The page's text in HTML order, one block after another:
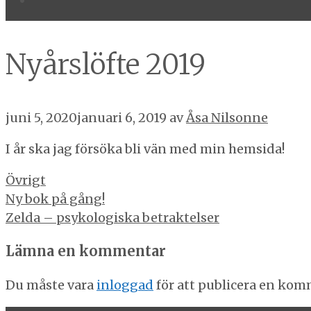
Nyårslöfte 2019
juni 5, 2020januari 6, 2019 avÅsa Nilsonne
I år ska jag försöka bli vän med min hemsida!
Kategorier
Övrigt
Inläggsnavigering
Ny bok på gång!
Zelda – psykologiska betraktelser
Lämna en kommentar
Du måste vara inloggad för att publicera en